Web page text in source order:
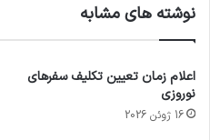
نوشته های مشابه
اعلام زمان تعیین تکلیف سفرهای
نوروزی
16 ژوئن 2026